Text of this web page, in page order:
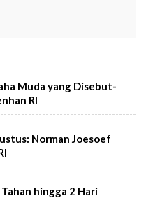
Muda yang Disebut-
RI
Norman Joesoef
hingga 2 Hari